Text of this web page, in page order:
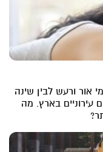
אור ורעש לבין שינה
עירוניים בארץ. מה